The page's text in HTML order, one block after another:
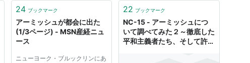
24 ブックマーク
アーミッシュが都会に出た
(1/3ページ) - MSN産経ニュ
ース
ニューヨーク・ブルックリンにあ
22 ブックマーク
NC-15 - アーミッシュにつ
いて調べてみた２～徹底した
平和主義者たち、そして許す